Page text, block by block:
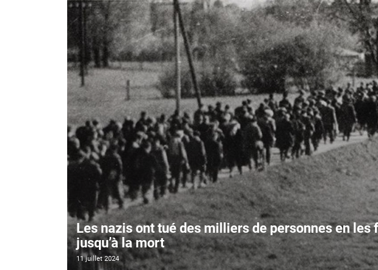
Les nazis ont tué des milliers de personnes en les
jusqu’à la mort
11 juillet 2024